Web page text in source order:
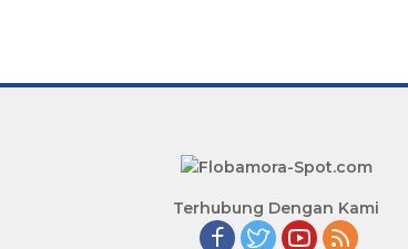
Terhubung Dengan Kami